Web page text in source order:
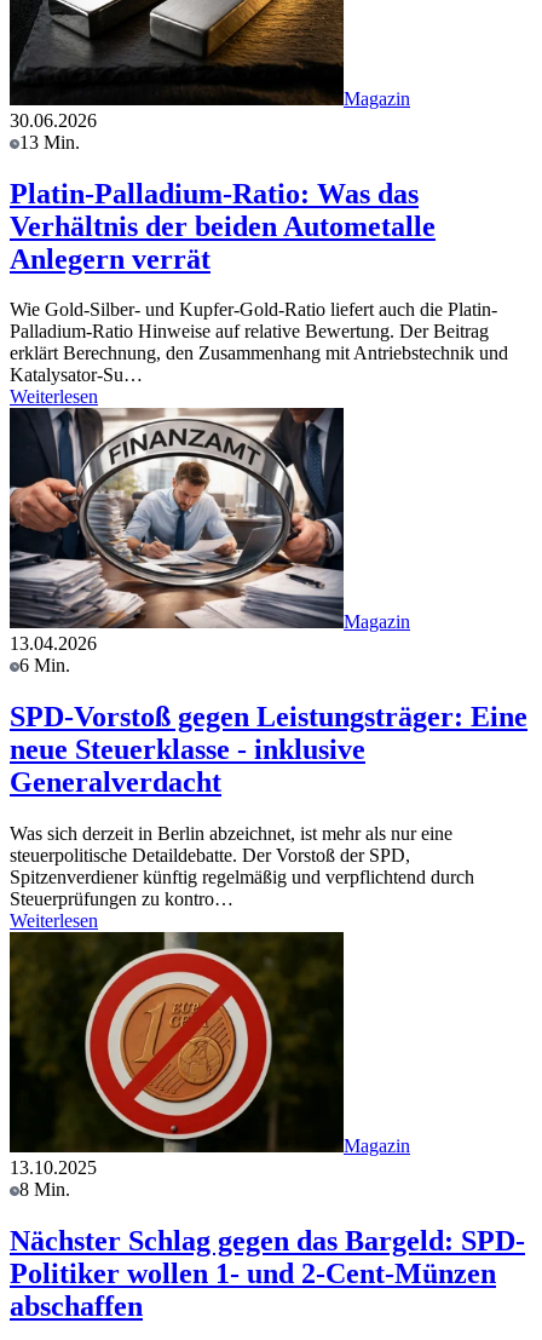
Magazin
30.06.2026
13 Min.
Platin-Palladium-Ratio: Was das
Verhältnis der beiden Autometalle
Anlegern verrät
Wie Gold-Silber- und Kupfer-Gold-Ratio liefert auch die Platin-
Palladium-Ratio Hinweise auf relative Bewertung. Der Beitrag
erklärt Berechnung, den Zusammenhang mit Antriebstechnik und
Katalysator-Su…
Weiterlesen
Magazin
13.04.2026
6 Min.
SPD-Vorstoß gegen Leistungsträger: Eine
neue Steuerklasse - inklusive
Generalverdacht
Was sich derzeit in Berlin abzeichnet, ist mehr als nur eine
steuerpolitische Detaildebatte. Der Vorstoß der SPD,
Spitzenverdiener künftig regelmäßig und verpflichtend durch
Steuerprüfungen zu kontro…
Weiterlesen
Magazin
13.10.2025
8 Min.
Nächster Schlag gegen das Bargeld: SPD-
Politiker wollen 1- und 2-Cent-Münzen
abschaffen